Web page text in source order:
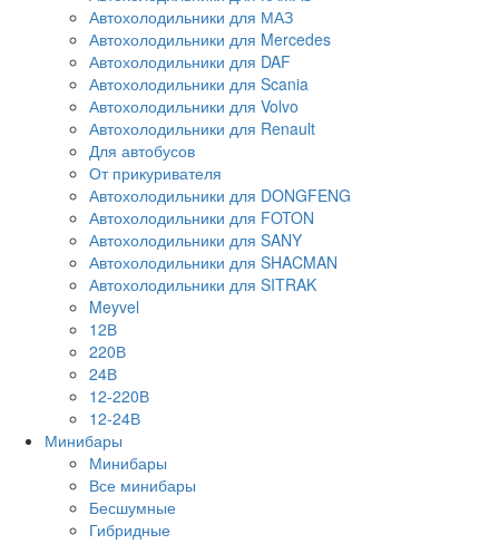
Автохолодильники для МАЗ
Автохолодильники для Mercedes
Автохолодильники для DAF
Автохолодильники для Scania
Автохолодильники для Volvo
Автохолодильники для Renault
Для автобусов
От прикуривателя
Автохолодильники для DONGFENG
Автохолодильники для FOTON
Автохолодильники для SANY
Автохолодильники для SHACMAN
Автохолодильники для SITRAK
Meyvel
12В
220В
24В
12-220В
12-24В
Минибары
Минибары
Все минибары
Бесшумные
Гибридные